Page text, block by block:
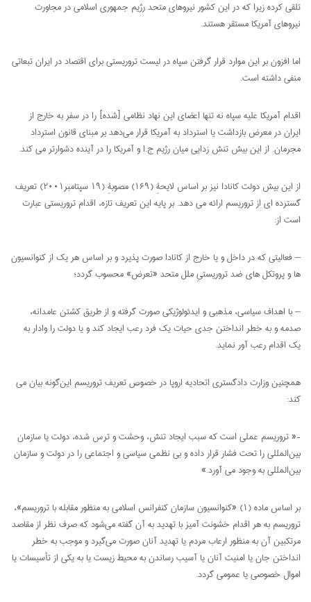
تلقی کرده زیرا که در این کشور نیروهای متحد رژیم جمهوری اسلامی در مجاورت
نیروهای آمریکا مستقر هستند.
اما افزون بر این موارد قرار گرفتن سپاه در لیست تروریستی برای اقتصاد در ایران تبعاتی
منفی داشته است.
اقدام آمریکا علیه سپاه نه تنها اعضای این نهاد نظامی [شده] را در سفر به خارج از
ایران در معرض بازداشت یا استرداد به آمریکا قرار می‌دهد بر مبنای قانون استرداد
مجرمان. از این بیش تنش زدایی میان رژیم ج.ا و آمریکا را در آینده دشوارتر می کند.
از این بیش دولت کانادا نیز بر اساس لایحۀِ (۱۶۹) مصوبۀِ (۱۹ سپتامبر۲۰۰۱) تعریف
گسترده ای از تروریسم ارائه می دهد. بر پایه این تعریف تازه، اقدام تروریستی عبارت
است از:
– فعالیتی که در داخل و یا خارج از کانادا صورت پذیرد و بر اساس هر یک از کنوانسیون
ها و پروتکل های ضد تروریستیِ ملل متحد «تعرض» محسوب گردد؛
– با اهداف سیاسی، مذهبی و ایدئولوژیکی صورت گرفته و از طریق کشتن عامدانه،
صدمه و به خطر انداختن جدی حیات یک فرد رعب ایجاد کند و یا دولت را وادار به
یک اقدام رعب آور نماید.
همچنین وزارت دادگستری اتحادیه اروپا در خصوص تعریف تروریسم این‌گونه بیان می
کند:
-« تروریسم عملی است که سبب ایجاد تنش، وحشت و ترس شده، دولت یا سازمان
بین‌المللی را تحت فشار قرار داده و بی نظمی سیاسی و اجتماعی را در دولت و سازمان
بین‌المللی به وجود می آورد.»
بر اساس ماده (۱) «کنوانسیون سازمان کنفرانس اسلامی به منظور مقابله با تروریسم»،
تروریسم به هر اقدام خشونت آمیز با تهدید به آن گفته می‌شود که صرف نظر از مقاصد
مرتکبین آن به منظور ارعاب مردم یا تهدید آنان صورت می‌گیرد و موجب به خطر
انداختن جان یا امنیت آنان یا آسیب رساندن به محیط زیست یا به یکی از تأسیسات یا
اموال خصوصی یا عمومی گردد.